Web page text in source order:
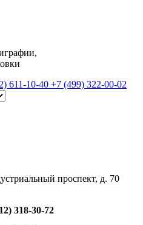
611-10-40 +7 (499) 322-00-02
проспект, д. 70
318-30-72